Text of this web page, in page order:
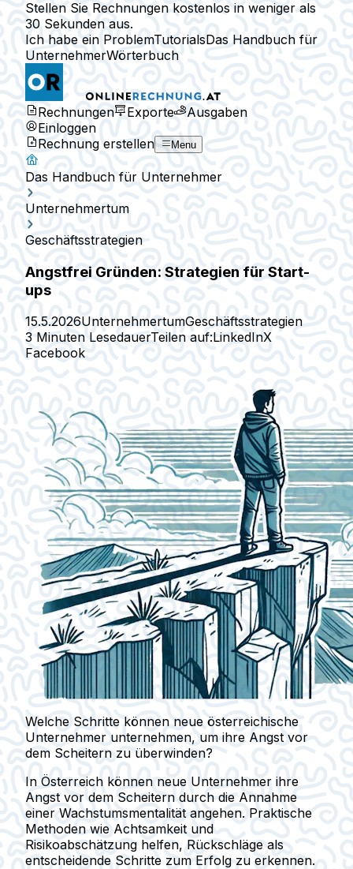
Stellen Sie Rechnungen kostenlos in weniger als
30 Sekunden aus.
Ich habe ein ProblemTutorialsDas Handbuch für
UnternehmerWörterbuch
Rechnungen Exporte
Ausgaben
Einloggen
Rechnung erstellen
Menu
Das Handbuch für Unternehmer
Unternehmertum
Geschäftsstrategien
Angstfrei Gründen: Strategien für Start-
ups
15.5.2026UnternehmertumGeschäftsstrategien
3 Minuten LesedauerTeilen auf:LinkedInX
Facebook
Welche Schritte können neue österreichische
Unternehmer unternehmen, um ihre Angst vor
dem Scheitern zu überwinden?
In Österreich können neue Unternehmer ihre
Angst vor dem Scheitern durch die Annahme
einer Wachstumsmentalität angehen. Praktische
Methoden wie Achtsamkeit und
Risikoabschätzung helfen, Rückschläge als
entscheidende Schritte zum Erfolg zu erkennen.